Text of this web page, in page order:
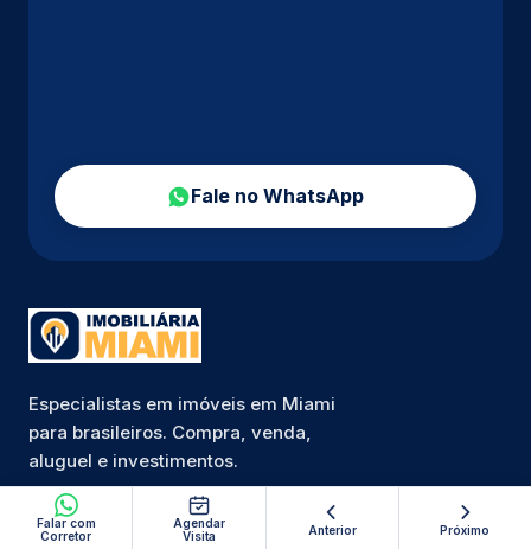
Falar com
Corretor
Agendar
Visita
Anterior Próximo
Fale no WhatsApp
Especialistas em imóveis em Miami
para brasileiros. Compra, venda,
aluguel e investimentos.